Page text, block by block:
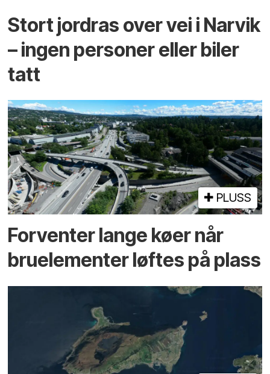
Stort jordras over vei i Narvik
– ingen personer eller biler
tatt
PLUSS
Forventer lange køer når
bru­elementer løftes på plass